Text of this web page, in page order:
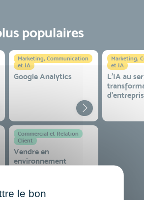
populaires
Marketing, Communication
et IA
Google Analytics
Marketing,
et IA
L'IA au
Commercial et Relation
Client
Vendre en
environnement
le bon